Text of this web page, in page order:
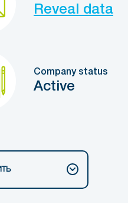
Reveal data
Company status
Active